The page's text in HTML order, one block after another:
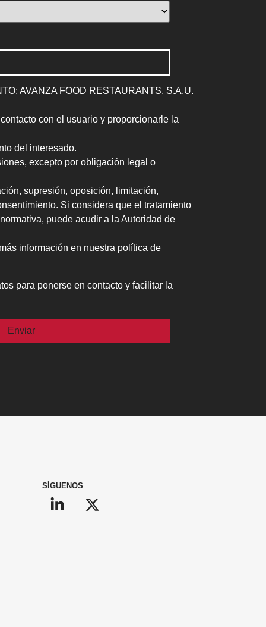
AVANZA FOOD RESTAURANTS, S.A.U.
con el usuario y proporcionarle la
del interesado.
excepto por obligación legal o
supresión, oposición, limitación,
Si considera que el tratamiento
puede acudir a la Autoridad de
información en nuestra política de
para ponerse en contacto y facilitar la
SÍGUENOS